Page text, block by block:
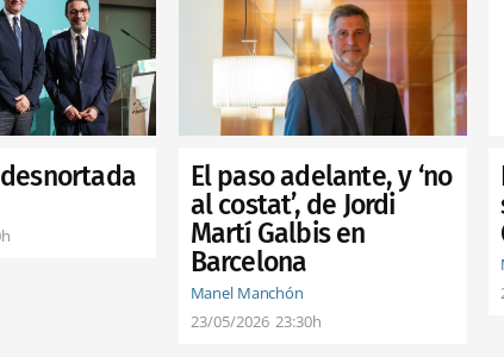
El paso adelante, y ‘no
al costat’, de Jordi
Martí Galbis en
Barcelona
Manel Manchón
23/05/2026 23:30h